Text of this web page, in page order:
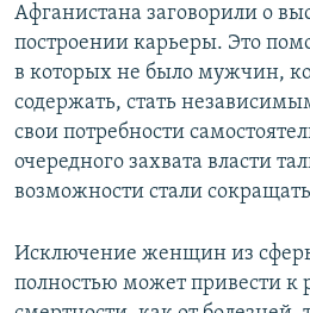
Афганистана заговорили о
построении карьеры. Это
в которых не было мужчин,
содержать, стать
свои потребности
очередного захвата власти
возможности стали
Исключение женщин из
полностью может привести к